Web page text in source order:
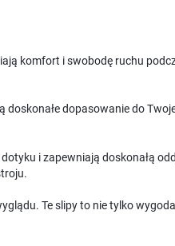
komfort i swobodę ruchu
dopasowanie do
i zapewniają doskonałą
Te slipy to nie tylko